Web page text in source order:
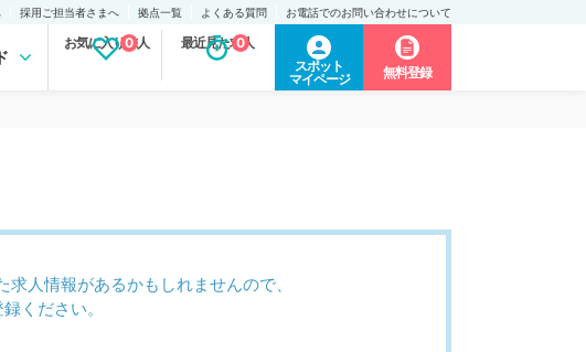
採用ご担当者さまへ 拠点一覧 よくある質問 お電話でのお問い合わせについて
お気に入り求人
0 最近見た求人
0
スポット
マイページ
無料登録
人情報があるかもしれませんので、
ください。